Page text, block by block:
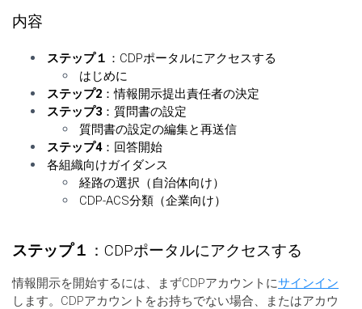
内容
ステップ１ ：CDPポータルにアクセスする
はじめに
ステップ2 ：情報開示提出責任者の決定
ステップ3 ：質問書の設定
質問書の設定の編集と再送信
ステップ4：回答開始
各組織向けガイダンス
経路の選択（自治体向け）
CDP-ACS分類（企業向け）
ステップ１ ：CDPポータルにアクセスする
情報開示を開始するには、まずCDPアカウントにサインイン
します。CDPアカウントをお持ちでない場合、またはアカウ